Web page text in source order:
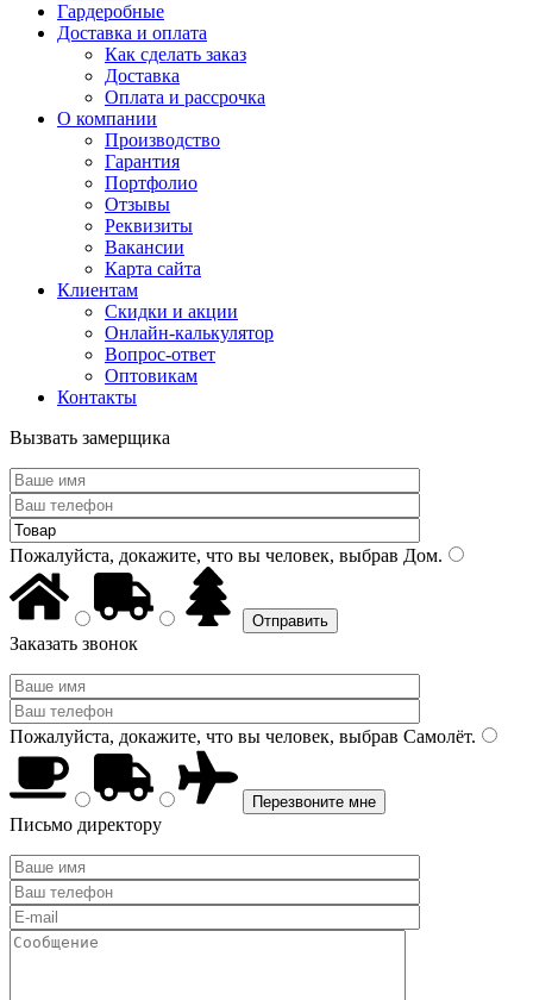
Гардеробные
Доставка и оплата
Как сделать заказ
Доставка
Оплата и рассрочка
О компании
Производство
Гарантия
Портфолио
Отзывы
Реквизиты
Вакансии
Карта сайта
Клиентам
Скидки и акции
Онлайн-калькулятор
Вопрос-ответ
Оптовикам
Контакты
Вызвать замерщика
Пожалуйста, докажите, что вы человек, выбрав Дом.
Заказать звонок
Пожалуйста, докажите, что вы человек, выбрав Самолёт.
Письмо директору